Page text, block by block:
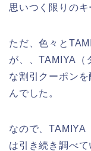
思いつく限りのキ
ただ、色々と
が、、TAMIYA（
な割引クーポン
んでした。
なので、TAMIYA
は引き続き調べて